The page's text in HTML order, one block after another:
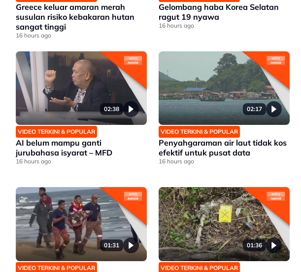
Greece keluar amaran merah
susulan risiko kebakaran hutan
sangat tinggi
16 hours ago
Gelombang haba Korea Selatan
ragut 19 nyawa
16 hours ago
02:38
VIDEO TERKINI & POPULAR
AI belum mampu ganti
jurubahasa isyarat – MFD
16 hours ago
02:17
VIDEO TERKINI & POPULAR
Penyahgaraman air laut tidak kos
efektif untuk pusat data
16 hours ago
01:31
VIDEO TERKINI & POPULAR
01:36
VIDEO TERKINI & POPULAR